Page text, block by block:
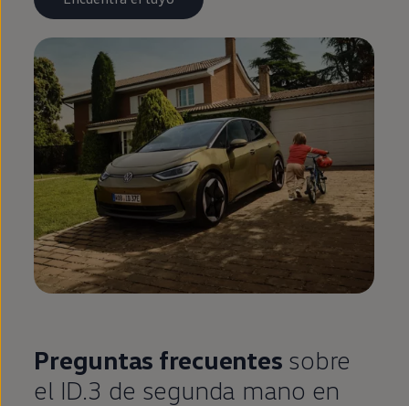
Preguntas frecuentes sobre
el ID.3 de segunda mano en